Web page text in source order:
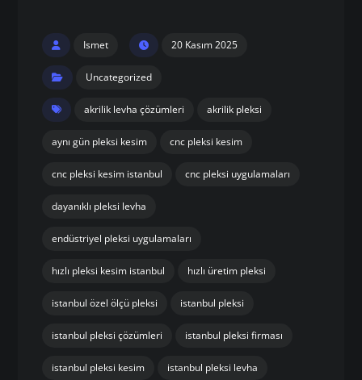
Ismet 20 Kasım 2025
Uncategorized
akrilik levha çözümleri akrilik pleksi
aynı gün pleksi kesim cnc pleksi kesim
cnc pleksi kesim istanbul cnc pleksi uygulamaları
dayanıklı pleksi levha
endüstriyel pleksi uygulamaları
hızlı pleksi kesim istanbul hızlı üretim pleksi
istanbul özel ölçü pleksi istanbul pleksi
istanbul pleksi çözümleri istanbul pleksi firması
istanbul pleksi kesim istanbul pleksi levha